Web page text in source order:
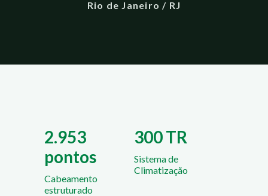
Rio de Janeiro / RJ
2.953
pontos
Cabeamento
estruturado
300 TR
Sistema de
Climatização